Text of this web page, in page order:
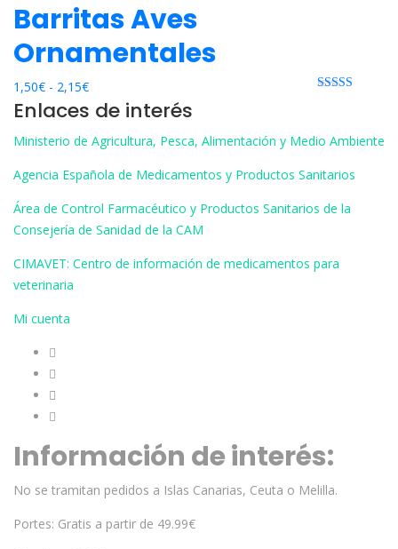
Barritas Aves
Ornamentales
1,50€ - 2,15€Rango
de
desde
1,50€
2,15€
Enlaces de interés
Ministerio de Agricultura, Pesca, Alimentación y Medio Ambiente
Agencia Española de Medicamentos y Productos Sanitarios
Área de Control Farmacéutico y Productos Sanitarios de la
Consejería de Sanidad de la CAM
CIMAVET: Centro de información de medicamentos para
veterinaria
Mi cuenta
Información de interés:
No se tramitan pedidos a Islas Canarias, Ceuta o Melilla.
Portes: Gratis a partir de 49.99€